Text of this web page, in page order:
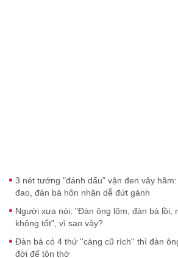
3 nét tướng "đánh dấu" vận đen vây
đao, đàn bà hôn nhân dễ đứt gánh
Người xưa nói: "Đàn ông lõm, đàn bà lồi,
không tốt", vì sao vậy?
Đàn bà có 4 thứ ''càng cũ rích'' thì đàn
đời để tôn thờ